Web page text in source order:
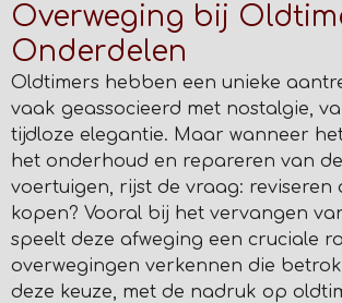
Overweging bij
Onderdelen
Oldtimers hebben een unieke
vaak geassocieerd met nostalgie,
tijdloze elegantie. Maar wanneer
het onderhoud en repareren van
voertuigen, rijst de vraag: reviseren
kopen? Vooral bij het vervangen
speelt deze afweging een cruciale
overwegingen verkennen die
deze keuze, met de nadruk op